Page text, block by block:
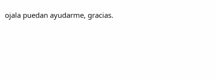
ojala puedan ayudarme, gracias.